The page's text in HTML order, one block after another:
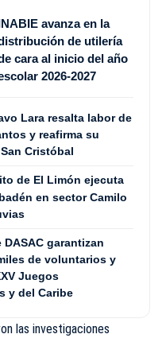
avanza en la
de utilería
cara al inicio del año
2026-2027
Lara resalta labor de
y reafirma su
Cristóbal
de El Limón ejecuta
en sector Camilo
DASAC garantizan
de voluntarios y
Juegos
y del Caribe
las investigaciones